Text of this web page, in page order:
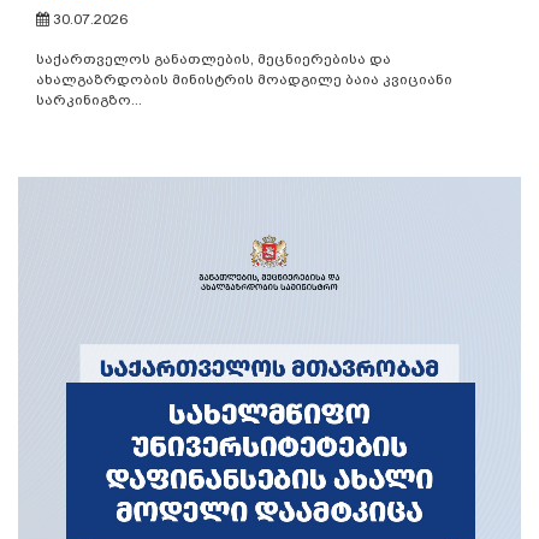
30.07.2026
საქართველოს განათლების, მეცნიერებისა და
ახალგაზრდობის მინისტრის მოადგილე ბაია კვიციანი
სარკინიგზო...